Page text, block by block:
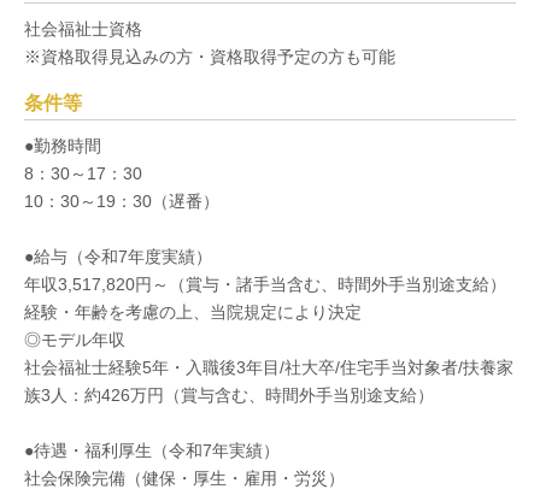
社会福祉士資格
※資格取得見込みの方・資格取得予定の方も可能
条件等
●勤務時間
8：30～17：30
10：30～19：30（遅番）
●給与（令和7年度実績）
年収3,517,820円～（賞与・諸手当含む、時間外手当別途支給）
経験・年齢を考慮の上、当院規定により決定
◎モデル年収
社会福祉士経験5年・入職後3年目/社大卒/住宅手当対象者/扶養家
族3人：約426万円（賞与含む、時間外手当別途支給）
●待遇・福利厚生（令和7年実績）
社会保険完備（健保・厚生・雇用・労災）